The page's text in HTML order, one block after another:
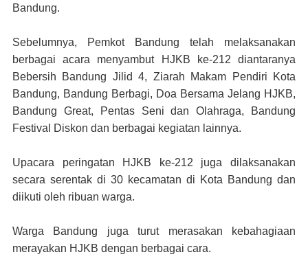
Bandung.
Sebelumnya, Pemkot Bandung telah melaksanakan
berbagai acara menyambut HJKB ke-212 diantaranya
Bebersih Bandung Jilid 4, Ziarah Makam Pendiri Kota
Bandung, Bandung Berbagi, Doa Bersama Jelang HJKB,
Bandung Great, Pentas Seni dan Olahraga, Bandung
Festival Diskon dan berbagai kegiatan lainnya.
Upacara peringatan HJKB ke-212 juga dilaksanakan
secara serentak di 30 kecamatan di Kota Bandung dan
diikuti oleh ribuan warga.
Warga Bandung juga turut merasakan kebahagiaan
merayakan HJKB dengan berbagai cara.